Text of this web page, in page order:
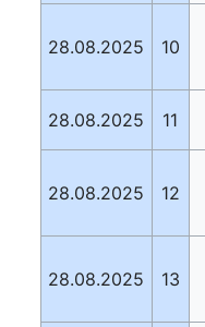
28.08.2025 10
28.08.2025 11
28.08.2025 12
28.08.2025 13